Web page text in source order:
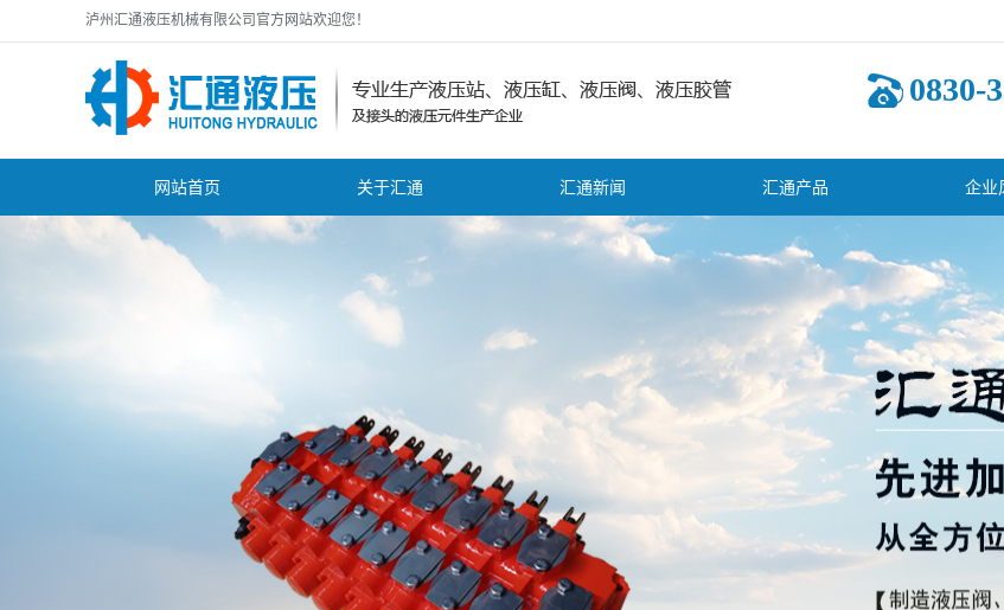
泸州汇通液压机械有限公司官方网站欢迎您！
0830-
网站首页
关于汇通
公司简介
资质证书
汇通新闻
公司新闻
汇通产品
液压油缸
多路换向阀
其它液压阀
齿轮泵
液压系统
企业